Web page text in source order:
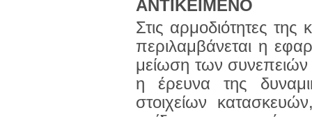
ΑΝΤΙΚΕΙΜΕΝΟ
Στις αρμοδιότητες
περιλαμβάνεται η
μείωση των συνεπειών
η έρευνα της
στοιχείων